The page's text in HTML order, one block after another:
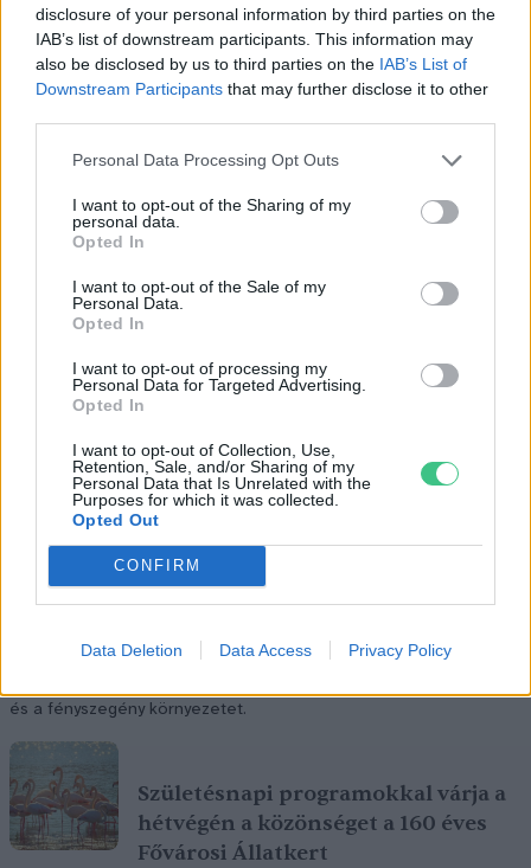
disclosure of your personal information by third parties on the
IAB’s list of downstream participants. This information may
also be disclosed by us to third parties on the IAB’s List of
Downstream Participants that may further disclose it to other
Personal Data Processing Opt Outs
I want to opt-out of the Sharing of my
personal data.
Opted In
I want to opt-out of the Sale of my
Personal Data.
Opted In
I want to opt-out of processing my
Personal Data for Targeted Advertising.
Opted In
I want to opt-out of Collection, Use,
Retention, Sale, and/or Sharing of my
Personal Data that Is Unrelated with the
Purposes for which it was collected.
Opted Out
CONFIRM
Data Deletion Data Access Privacy Policy
Vitorlavirág – Így lesz gyönyörű
a te lakásodban is
Lonkay Márta 4 perc
és a fényszegény környezetet.
Születésnapi programokkal várja a
hétvégén a közönséget a 160 éves
Fővárosi Állatkert